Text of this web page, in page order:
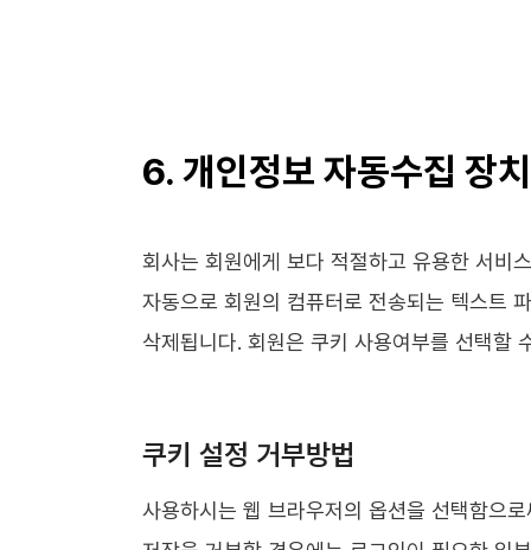
6. 개인정보 자동수집 장
회사는 회원에게 보다 적절하고 유용한 서비
자동으로 회원의 컴퓨터로 전송되는 텍스트
삭제됩니다. 회원은 쿠키 사용여부를 선택할
쿠키 설정 거부방법
사용하시는 웹 브라우저의 옵션을 선택함으